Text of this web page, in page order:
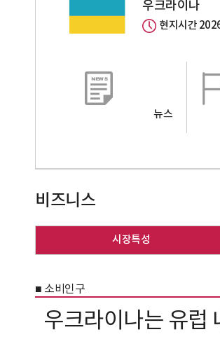
우크라이나
현지시간
뉴스
비즈니스
시장특성
■ 소비인구
우크라이나는 유럽